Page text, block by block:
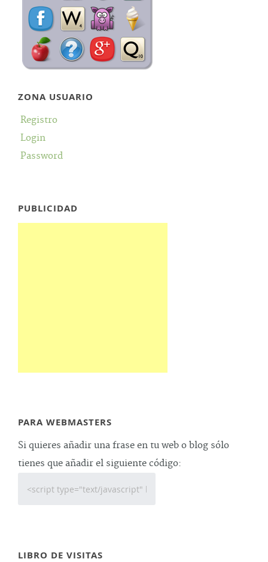
ZONA USUARIO
Registro
Login
Password
PUBLICIDAD
PARA WEBMASTERS
Si quieres añadir una frase en tu web o blog sólo
tienes que añadir el siguiente código:
LIBRO DE VISITAS